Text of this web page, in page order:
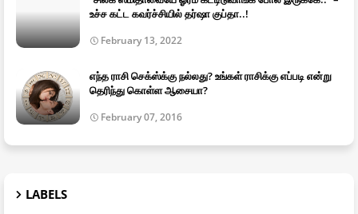
உச்ச கட்ட கவர்ச்சியில் தர்ஷா குப்தா..!
February 13, 2022
எந்த ராசி செக்ஸ்க்கு நல்லது? உங்கள் ராசிக்கு எப்படி என்று
தெரிந்து கொள்ள ஆசையா?
February 07, 2016
LABELS